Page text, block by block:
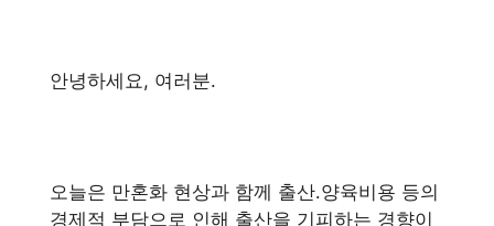
안녕하세요, 여러분.
오늘은 만혼화 현상과 함께 출산․양육비용 등의
경제적 부담으로 인해 출산을 기피하는 경향이